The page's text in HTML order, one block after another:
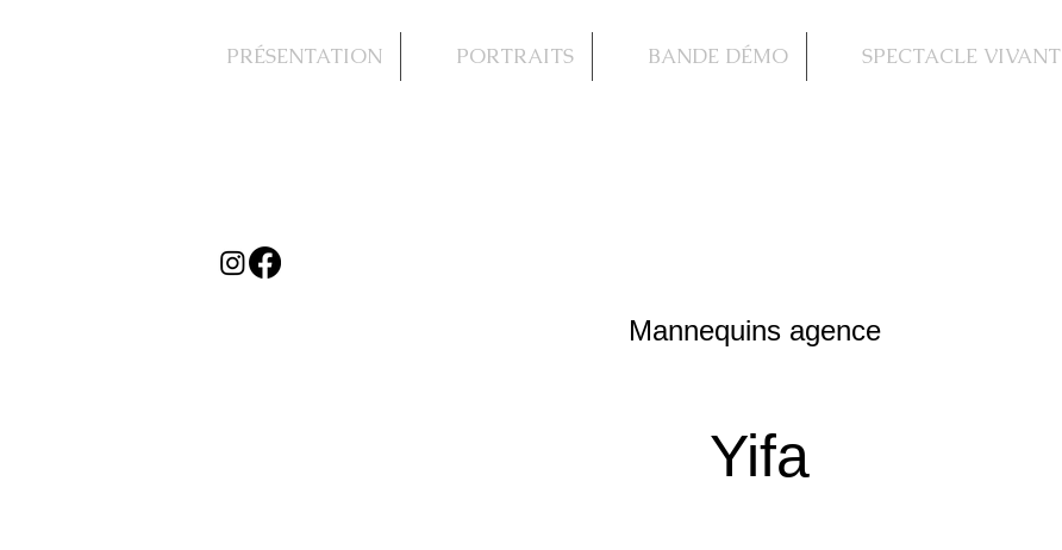
PRÉSENTATION PORTRAITS BANDE DÉMO SPECTACLE VIVANT
Mannequins agence
Yifa